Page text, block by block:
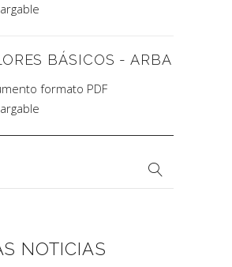
BÁSICOS - ARBA
formato PDF
NOTICIAS